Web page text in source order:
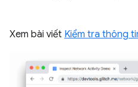
Xem bài viết Kiểm tra thông